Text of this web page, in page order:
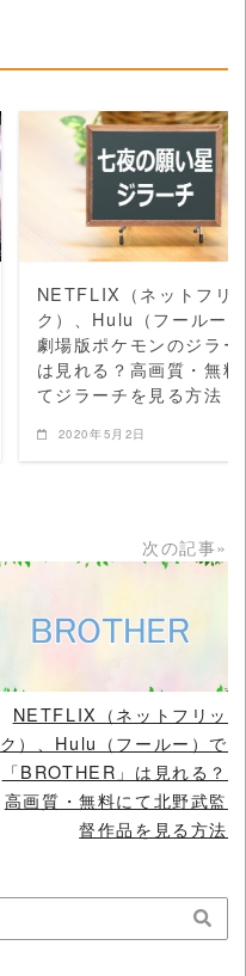
READ MORE
NETFLIX（ネットフリ
ク）、Hulu（フールー
劇場版ポケモンのジラー
は見れる？高画質・無料
てジラーチを見る方法
2020年5月2日
次の記事»
READ MORE
NETFLIX（ネットフリッ
ク）、Hulu（フールー）で
「BROTHER」は見れる？
高画質・無料にて北野武監
督作品を見る方法